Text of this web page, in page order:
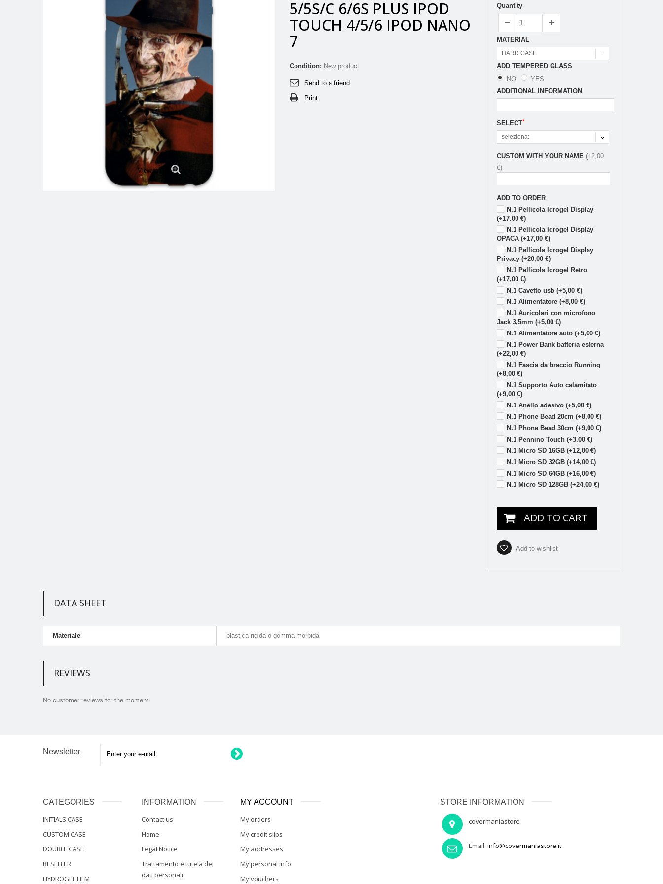
View larger
5/5S/C 6/6S PLUS IPOD
TOUCH 4/5/6 IPOD NANO
7
Condition: New product
Send to a friend
Print
Quantity
MATERIAL
HARD CASE
ADD TEMPERED GLASS
NO
YES
ADDITIONAL INFORMATION
SELECT*
seleziona:
CUSTOM WITH YOUR NAME (+2,00
€)
ADD TO ORDER
N.1 Pellicola Idrogel Display
(+17,00 €)
N.1 Pellicola Idrogel Display
OPACA (+17,00 €)
N.1 Pellicola Idrogel Display
Privacy (+20,00 €)
N.1 Pellicola Idrogel Retro
(+17,00 €)
N.1 Cavetto usb (+5,00 €)
N.1 Alimentatore (+8,00 €)
N.1 Auricolari con microfono
Jack 3,5mm (+5,00 €)
N.1 Alimentatore auto (+5,00 €)
N.1 Power Bank batteria esterna
(+22,00 €)
N.1 Fascia da braccio Running
(+8,00 €)
N.1 Supporto Auto calamitato
(+9,00 €)
N.1 Anello adesivo (+5,00 €)
N.1 Phone Bead 20cm (+8,00 €)
N.1 Phone Bead 30cm (+9,00 €)
N.1 Pennino Touch (+3,00 €)
N.1 Micro SD 16GB (+12,00 €)
N.1 Micro SD 32GB (+14,00 €)
N.1 Micro SD 64GB (+16,00 €)
N.1 Micro SD 128GB (+24,00 €)
ADD TO CART
Add to wishlist
DATA SHEET
Materiale plastica rigida o gomma morbida
REVIEWS
No customer reviews for the moment.
Newsletter
CATEGORIES
INITIALS CASE
CUSTOM CASE
DOUBLE CASE
RESELLER
HYDROGEL FILM
INFORMATION
Contact us
Home
Legal Notice
Trattamento e tutela dei
dati personali
MY ACCOUNT
My orders
My credit slips
My addresses
My personal info
My vouchers
STORE INFORMATION
covermaniastore
Email: info@covermaniastore.it